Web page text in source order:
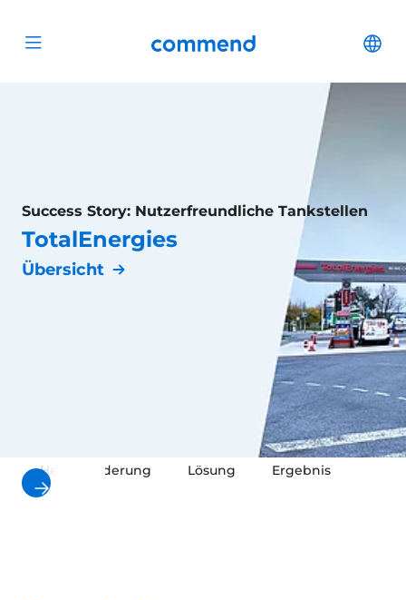
Open menu Commend
Success Story: Nutzerfreundliche Tankstellen
TotalEnergies
Übersicht
Herausforderung Lösung Ergebnis